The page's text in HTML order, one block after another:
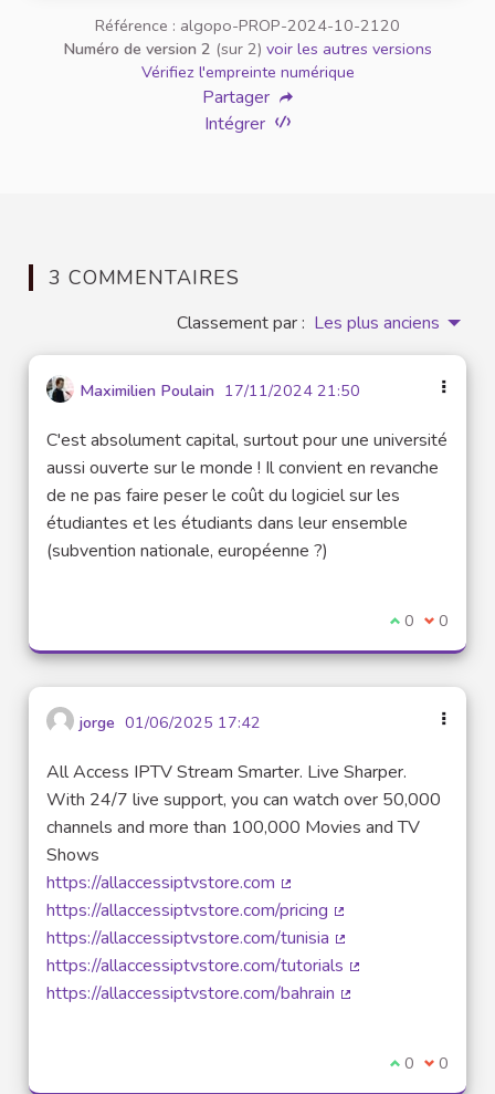
Référence : algopo-PROP-2024-10-2120
Numéro de version 2 (sur 2) voir les autres versions
Vérifiez l'empreinte numérique
Partager
Intégrer
3 COMMENTAIRES
Classement par : Les plus anciens
Maximilien Poulain 17/11/2024 21:50
C'est absolument capital, surtout pour une université
aussi ouverte sur le monde ! Il convient en revanche
de ne pas faire peser le coût du logiciel sur les
étudiantes et les étudiants dans leur ensemble
(subvention nationale, européenne ?)
Je suis
0 Je ne
0
jorge 01/06/2025 17:42
All Access IPTV Stream Smarter. Live Sharper.
With 24/7 live support, you can watch over 50,000
channels and more than 100,000 Movies and TV
Shows
https://allaccessiptvstore.com
(Lien externe)
https://allaccessiptvstore.com/pricing
(Lien externe)
https://allaccessiptvstore.com/tunisia
(Lien externe)
https://allaccessiptvstore.com/tutorials
(Lien externe)
https://allaccessiptvstore.com/bahrain
Je suis
0 Je ne
0